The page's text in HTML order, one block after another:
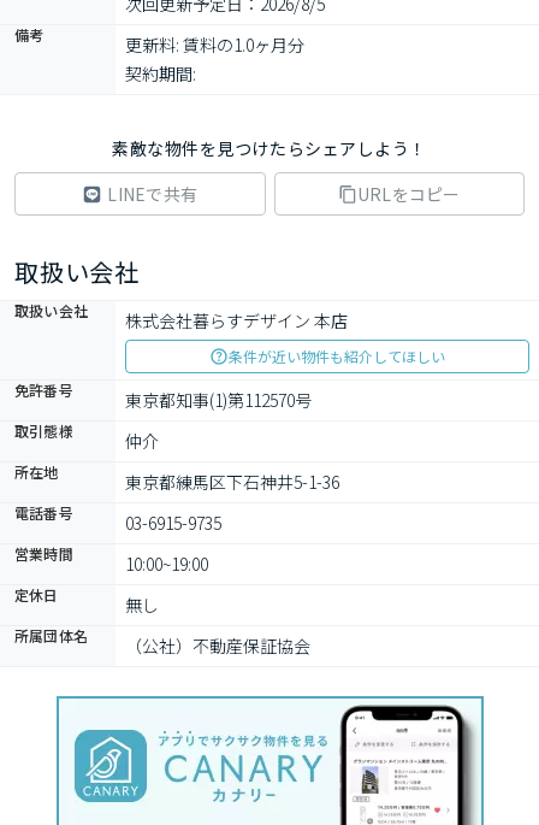
備考
更新料: 賃料の1.0ヶ月分
契約期間:
素敵な物件を見つけたらシェアしよう！
LINEで共有
URLをコピー
取扱い会社
取扱い会社 株式会社暮らすデザイン 本店
条件が近い物件も紹介してほしい
免許番号
東京都知事(1)第112570号
取引態様 仲介
所在地 東京都練馬区下石神井5-1-36
電話番号 03-6915-9735
営業時間 10:00~19:00
定休日 無し
所属団体名 （公社）不動産保証協会